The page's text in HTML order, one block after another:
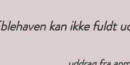
kan ikke fuldt